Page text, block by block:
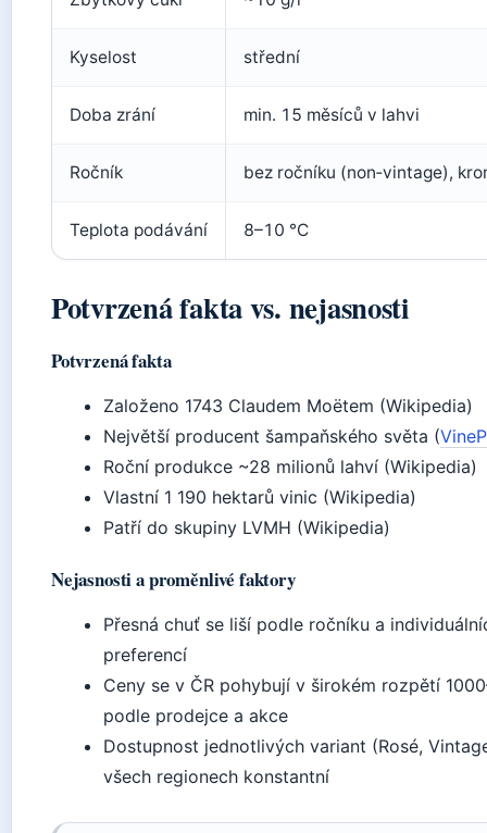
Kyselost střední
Doba zrání min. 15 měsíců v lahvi
Ročník bez ročníku (non‑vintage),
Teplota podávání 8–10 °C
Potvrzená fakta vs. nejasnosti
Potvrzená fakta
Založeno 1743 Claudem Moëtem (Wikipedia)
Největší producent šampaňského světa (
Roční produkce ~28 milionů lahví (Wikipedia)
Vlastní 1 190 hektarů vinic (Wikipedia)
Patří do skupiny LVMH (Wikipedia)
Nejasnosti a proměnlivé faktory
Přesná chuť se liší podle ročníku a
preferencí
Ceny se v ČR pohybují v širokém rozpětí
podle prodejce a akce
Dostupnost jednotlivých variant (Rosé,
všech regionech konstantní